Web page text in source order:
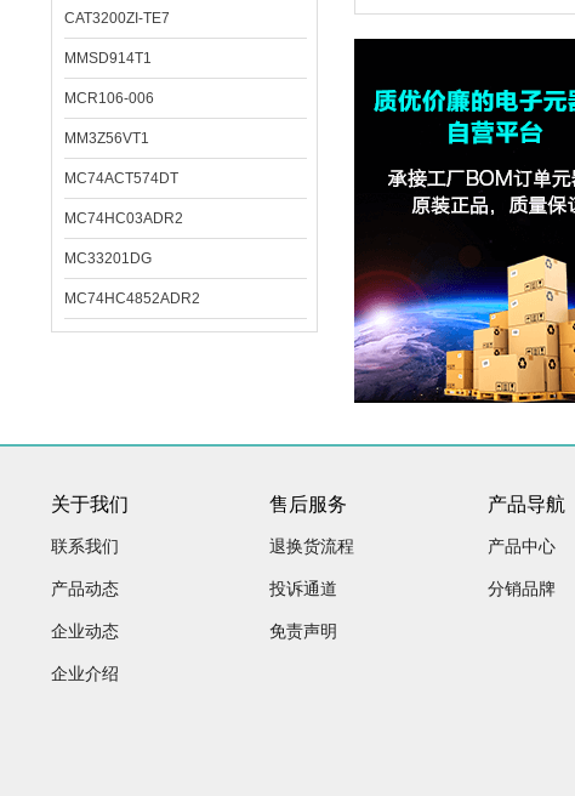
CAT3200ZI-TE7
MMSD914T1
MCR106-006
MM3Z56VT1
MC74ACT574DT
MC74HC03ADR2
MC33201DG
MC74HC4852ADR2
关于我们
联系我们
产品动态
企业动态
企业介绍
售后服务
退换货流程
投诉通道
免责声明
产品导航
产品中心
分销品牌